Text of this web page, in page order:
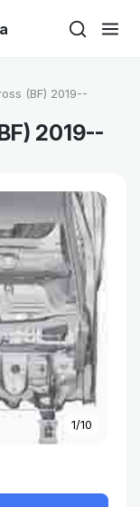
(BF) 2019--
2019--
1/10